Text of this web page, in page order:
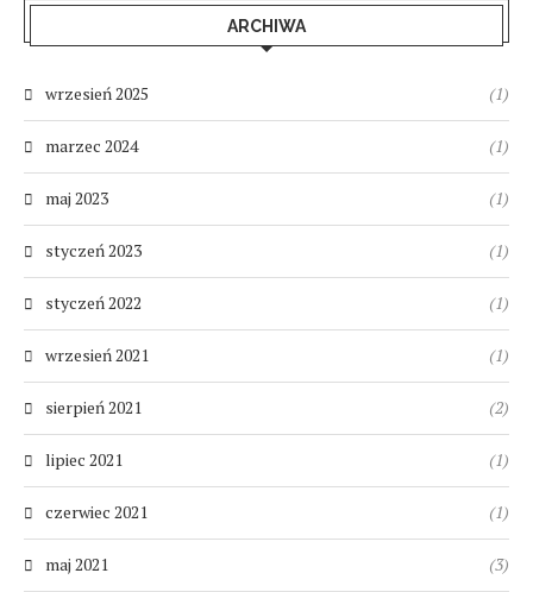
ARCHIWA
wrzesień 2025 (1)
marzec 2024 (1)
maj 2023 (1)
styczeń 2023 (1)
styczeń 2022 (1)
wrzesień 2021 (1)
sierpień 2021 (2)
lipiec 2021 (1)
czerwiec 2021 (1)
maj 2021 (3)